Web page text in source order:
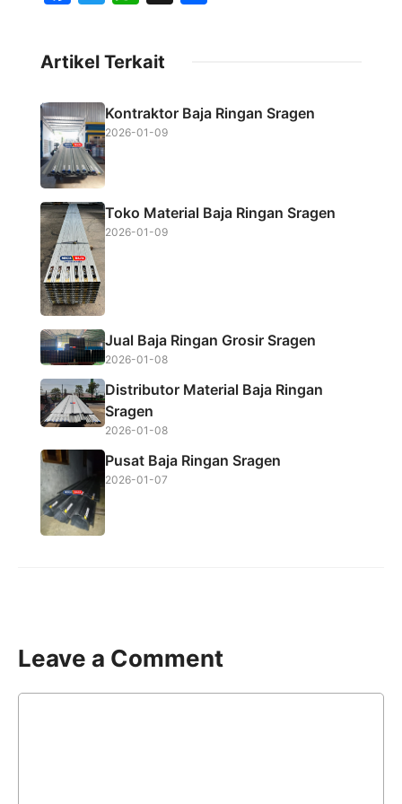
e
b
o
o
k
t
e
t
A
Artikel Terkait
Kontraktor Baja Ringan Sragen
2026-01-09
Toko Material Baja Ringan Sragen
2026-01-09
Jual Baja Ringan Grosir Sragen
2026-01-08
Distributor Material Baja Ringan
Sragen
2026-01-08
Pusat Baja Ringan Sragen
2026-01-07
Leave a Comment
Comment